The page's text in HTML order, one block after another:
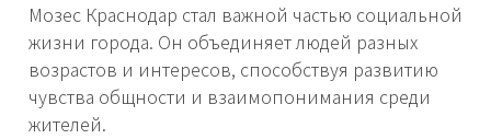
Мозес Краснодар стал важной частью социальной
жизни города. Он объединяет людей разных
возрастов и интересов, способствуя развитию
чувства общности и взаимопонимания среди
жителей.